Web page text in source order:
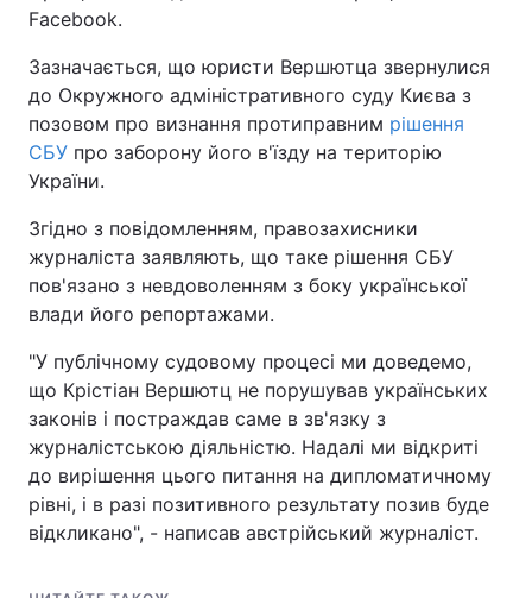
Facebook.
Зазначається, що юристи Вершютца звернулися
до Окружного адміністративного суду Києва з
позовом про визнання протиправним рішення
СБУ про заборону його в'їзду на територію
України.
Згідно з повідомленням, правозахисники
журналіста заявляють, що таке рішення СБУ
пов'язано з невдоволенням з боку української
влади його репортажами.
"У публічному судовому процесі ми доведемо,
що Крістіан Вершютц не порушував українських
законів і постраждав саме в зв'язку з
журналістською діяльністю. Надалі ми відкриті
до вирішення цього питання на дипломатичному
рівні, і в разі позитивного результату позив буде
відкликано", - написав австрійський журналіст.